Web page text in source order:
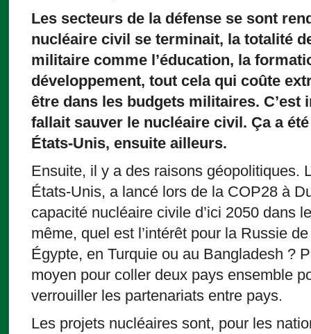
Les secteurs de la défense se sont
nucléaire civil se terminait, la totalité
militaire comme l’éducation, la
développement, tout cela qui coûte
être dans les budgets militaires. C’est
fallait sauver le nucléaire civil. Ça a
États-Unis, ensuite ailleurs.
Ensuite, il y a des raisons géopolitiques.
États-Unis, a lancé lors de la COP28 à
capacité nucléaire civile d’ici 2050 dans
même, quel est l’intérêt pour la Russie
Égypte, en Turquie ou au Bangladesh ?
moyen pour coller deux pays ensemble
verrouiller les partenariats entre pays.
Les projets nucléaires sont, pour les